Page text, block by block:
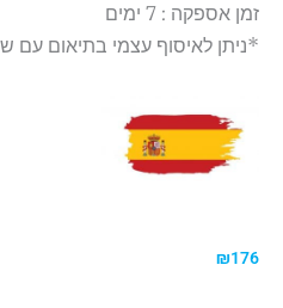
זמן אספקה : 7 ימים
*ניתן לאיסוף עצמי בתיאום עם
₪176